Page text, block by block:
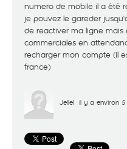
numero de mobile il a été
je pouvez le gareder
de reactiver ma ligne mais
commerciales en
recharger mon compte (il
france)
Jellel il y a environ 5